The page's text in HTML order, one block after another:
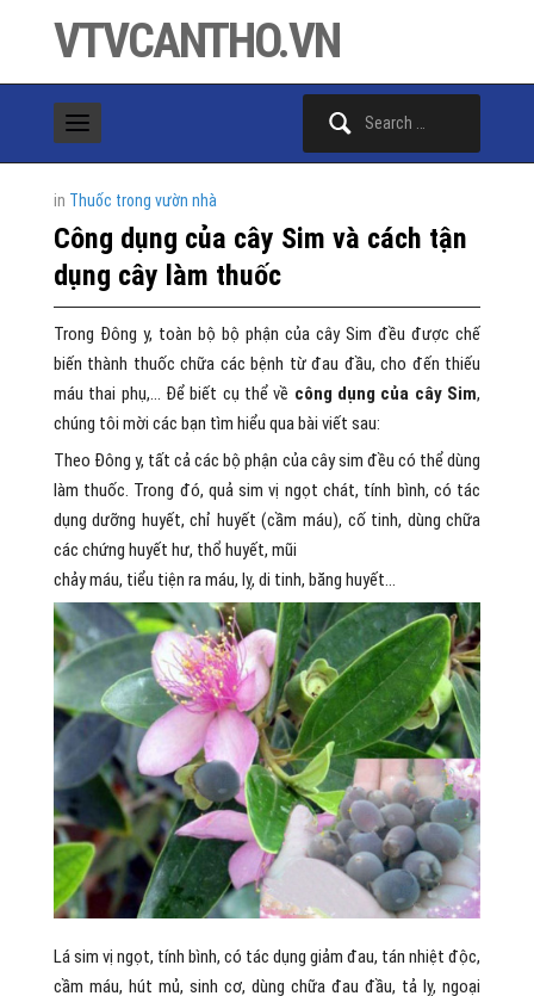
VTVCANTHO.VN
in Thuốc trong vườn nhà
Công dụng của cây Sim và cách tận
dụng cây làm thuốc
Trong Đông y, toàn bộ bộ phận của cây Sim đều được chế
biến thành thuốc chữa các bệnh từ đau đầu, cho đến thiếu
máu thai phụ,… Để biết cụ thể về công dụng của cây Sim,
chúng tôi mời các bạn tìm hiểu qua bài viết sau:
Theo Đông y, tất cả các bộ phận của cây sim đều có thể dùng
làm thuốc. Trong đó, quả sim vị ngọt chát, tính bình, có tác
dụng dưỡng huyết, chỉ huyết (cầm máu), cố tinh, dùng chữa
các chứng huyết hư, thổ huyết, mũi
chảy máu, tiểu tiện ra máu, lỵ, di tinh, băng huyết…
Lá sim vị ngọt, tính bình, có tác dụng giảm đau, tán nhiệt độc,
cầm máu, hút mủ, sinh cơ, dùng chữa đau đầu, tả lỵ, ngoại